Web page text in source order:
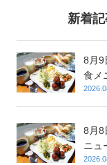
新着
8月
食メ
8月8
ニュ